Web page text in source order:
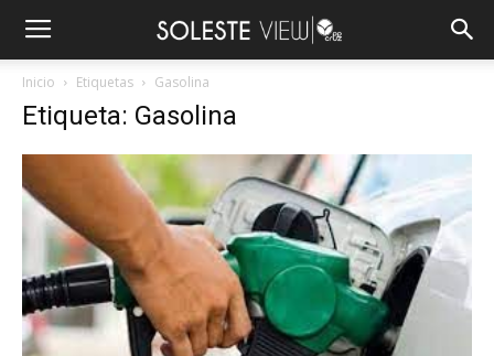
Inicio Etiquetas Gasolina
Etiqueta: Gasolina